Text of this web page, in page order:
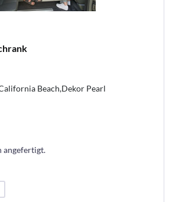
Beach,Dekor Pearl
angefertigt.